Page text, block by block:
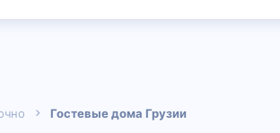
Гостевые дома Грузии